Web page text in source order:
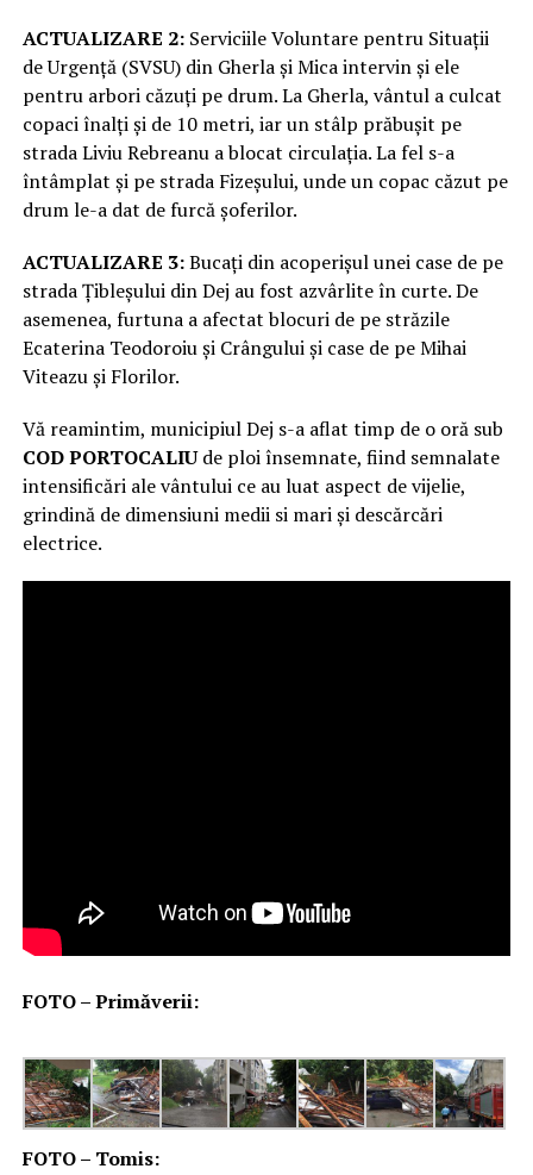
ACTUALIZARE 2:Serviciile Voluntare pentru Situații
de Urgență (SVSU)​ din Gherla și Mica intervin și ele
pentru arbori căzuți pe drum. La Gherla, vântul a culcat
copaci înalți și de 10 metri, iar un stâlp prăbușit pe
strada Liviu Rebreanu a blocat circulația. La fel s-a
întâmplat și pe strada Fizeșului, unde un copac căzut pe
drum le-a dat de furcă șoferilor.
ACTUALIZARE 3:Bucați din acoperișul unei case de pe
strada Țibleșului din Dej au fost azvârlite în curte. De
asemenea, furtuna a afectat blocuri de pe străzile
Ecaterina Teodoroiu și Crângului și case de pe Mihai
Viteazu și Florilor.
Vă reamintim, municipiul Dej s-a aflat timp de o oră sub
COD PORTOCALIUde ploi însemnate, fiind semnalate
intensificări ale vântului ce au luat aspect de vijelie,
grindină de dimensiuni medii si mari și descărcări
electrice.
FOTO – Primăverii:
FOTO – Tomis: